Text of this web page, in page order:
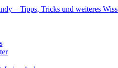
– Tipps, Tricks und weiteres